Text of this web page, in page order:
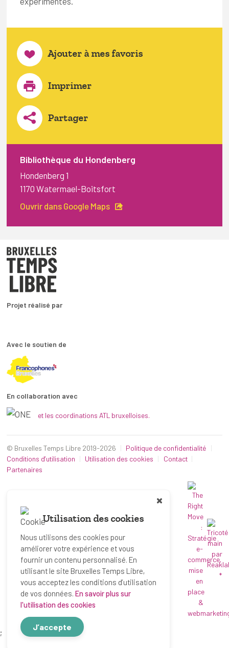
Ajouter à mes favoris
Imprimer
Partager
Bibliothèque du Hondenberg
Hondenberg 1
1170 Watermael-Boitsfort
Ouvrir dans Google Maps
Projet réalisé par
Avec le soutien de
En collaboration avec
et les coordinations ATL bruxelloises.
© Bruxelles Temps Libre 2019-2026
Politique de confidentialité
Conditions d’utilisation
Utilisation des cookies
Contact
Partenaires
*
Utilisation des cookies
Nous utilisons des cookies pour
améliorer votre expérience et vous
fournir un contenu personnalisé. En
utilisant le site Bruxelles Temps Libre,
vous acceptez les conditions d’utilisation
de vos données. En savoir plus sur
l'utilisation des cookies
J’accepte
;